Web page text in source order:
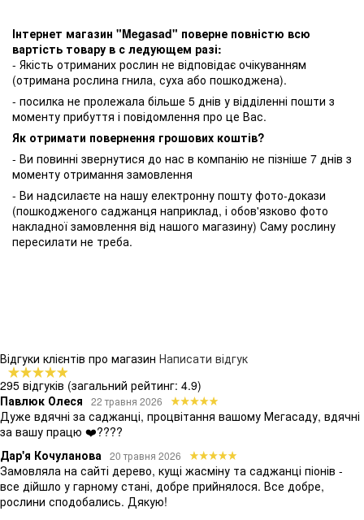
Інтернет магазин "Megasad" поверне повністю всю
вартість товару в с ледующем разі:
- Якість отриманих рослин не відповідає очікуванням
(отримана рослина гнила, суха або пошкоджена).
- посилка не пролежала більше 5 днів у відділенні пошти з
моменту прибуття і повідомлення про це Вас.
Як отримати повернення грошових коштів?
- Ви повинні звернутися до нас в компанію не пізніше 7 днів з
моменту отримання замовлення
- Ви надсилаєте на нашу електронну пошту фото-докази
(пошкодженого саджанця наприклад, і обов'язково фото
накладної замовлення від нашого магазину) Саму рослину
пересилати не треба.
Відгуки клієнтів про магазин Написати відгук
295 відгуків (загальний рейтинг: 4.9)
Павлюк Олеся
22 травня 2026
Дуже вдячні за саджанці, процвітання вашому Мегасаду, вдячні
за вашу працю ❤️????
Дар'я Кочуланова
20 травня 2026
Замовляла на сайті дерево, кущі жасміну та саджанці піонів -
все дійшло у гарному стані, добре прийнялося. Все добре,
рослини сподобались. Дякую!